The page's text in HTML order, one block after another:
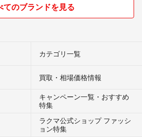
てのブランドを見る
カテゴリ一覧
買取・相場価格情報
キャンペーン一覧・おすすめ
特集
ラクマ公式ショップ ファッシ
ョン特集